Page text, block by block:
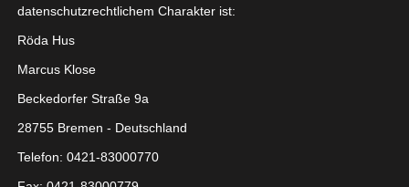
datenschutzrechtlichem Charakter ist:
Röda Hus
Marcus Klose
Beckedorfer Straße 9a
28755 Bremen - Deutschland
Telefon: 0421-83000770